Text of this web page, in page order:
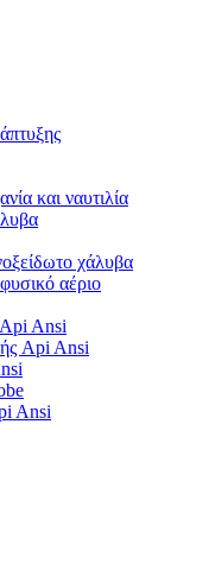
και ναυτιλία
χάλυβα
αέριο
Ansi
Api Ansi
Ansi